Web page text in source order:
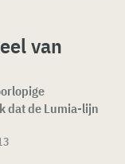
van
dat de Lumia-lijn